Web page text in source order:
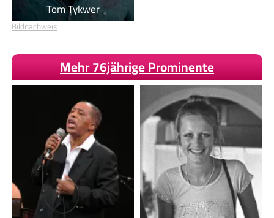
Tom Tykwer
Bildnachweis
Mehr 76jährige Prominente